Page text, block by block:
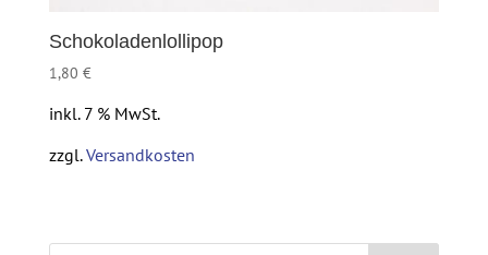
Schokoladenlollipop
1,80 €
inkl. 7 % MwSt.
zzgl.Versandkosten